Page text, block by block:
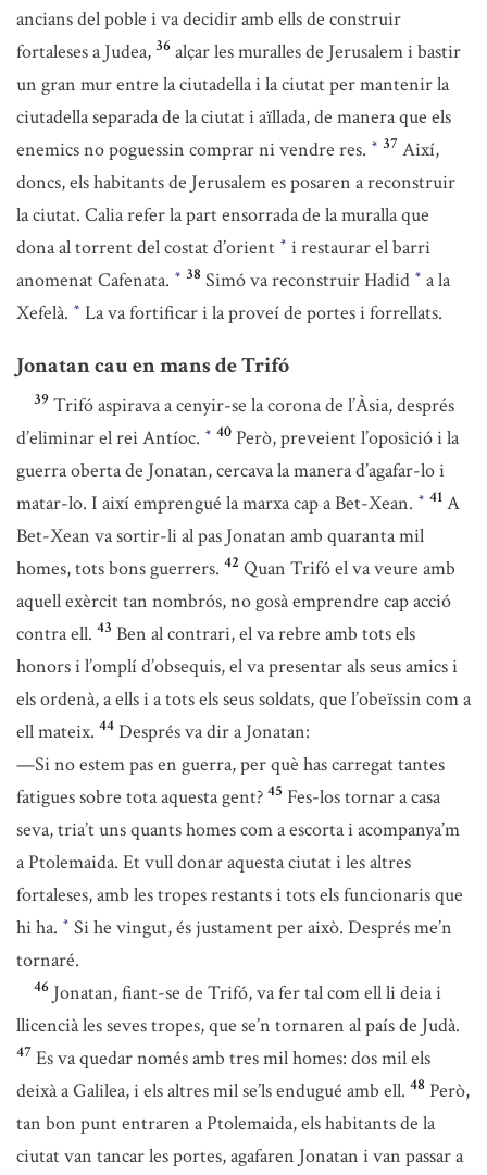
ancians del poble i va decidir amb ells de construir
fortaleses a Judea, 36 alçar les muralles de Jerusalem i bastir
un gran mur entre la ciutadella i la ciutat per mantenir la
ciutadella separada de la ciutat i aïllada, de manera que els
enemics no poguessin comprar ni vendre res. * 37 Així,
doncs, els habitants de Jerusalem es posaren a reconstruir
la ciutat. Calia refer la part ensorrada de la muralla que
dona al torrent del costat d’orient * i restaurar el barri
anomenat Cafenata. * 38 Simó va reconstruir Hadid * a la
Xefelà. * La va fortificar i la proveí de portes i forrellats.
Jonatan cau en mans de Trifó
39 Trifó aspirava a cenyir-se la corona de l’Àsia, després
d’eliminar el rei Antíoc. * 40 Però, preveient l’oposició i la
guerra oberta de Jonatan, cercava la manera d’agafar-lo i
matar-lo. I així emprengué la marxa cap a Bet-Xean. * 41 A
Bet-Xean va sortir-li al pas Jonatan amb quaranta mil
homes, tots bons guerrers. 42 Quan Trifó el va veure amb
aquell exèrcit tan nombrós, no gosà emprendre cap acció
contra ell. 43 Ben al contrari, el va rebre amb tots els
honors i l’omplí d’obsequis, el va presentar als seus amics i
els ordenà, a ells i a tots els seus soldats, que l’obeïssin com a
ell mateix. 44 Després va dir a Jonatan:
—Si no estem pas en guerra, per què has carregat tantes
fatigues sobre tota aquesta gent? 45 Fes-los tornar a casa
seva, tria’t uns quants homes com a escorta i acompanya’m
a Ptolemaida. Et vull donar aquesta ciutat i les altres
fortaleses, amb les tropes restants i tots els funcionaris que
hi ha. * Si he vingut, és justament per això. Després me’n
tornaré.
46 Jonatan, fiant-se de Trifó, va fer tal com ell li deia i
llicencià les seves tropes, que se’n tornaren al país de Judà.
47 Es va quedar només amb tres mil homes: dos mil els
deixà a Galilea, i els altres mil se’ls endugué amb ell. 48 Però,
tan bon punt entraren a Ptolemaida, els habitants de la
ciutat van tancar les portes, agafaren Jonatan i van passar a